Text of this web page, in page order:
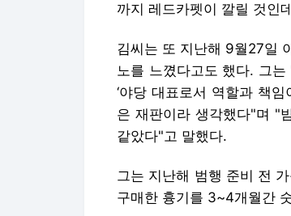
까지 레드카펫이 깔릴 것인
김씨는 또 지난해 9월27일
노를 느꼈다고도 했다. 그
‘야당 대표로서 역할과 책
은 재판이라 생각했다"며 "
같았다"고 말했다.
그는 지난해 범행 준비 전
구매한 흉기를 3~4개월간